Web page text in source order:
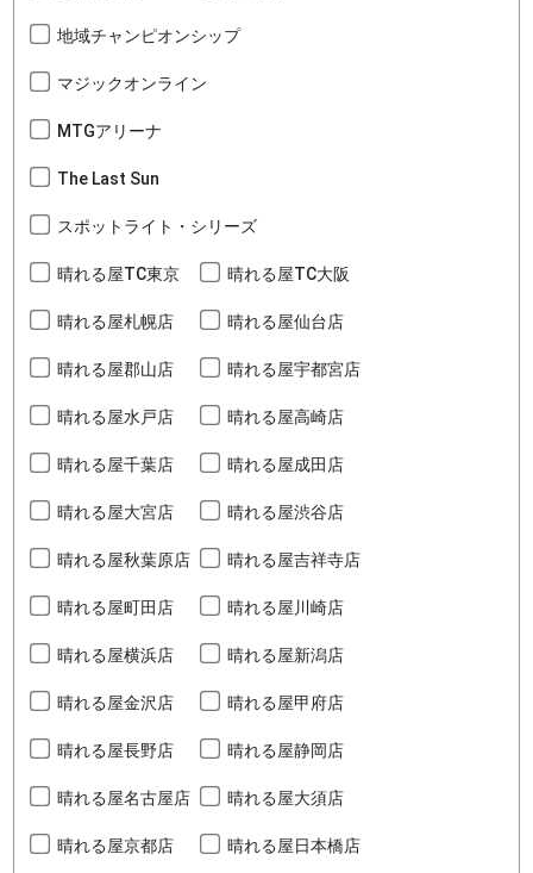
地域チャンピオンシップ
マジックオンライン
MTGアリーナ
The Last Sun
スポットライト・シリーズ
晴れる屋TC東京 晴れる屋TC大阪
晴れる屋札幌店 晴れる屋仙台店
晴れる屋郡山店 晴れる屋宇都宮店
晴れる屋水戸店 晴れる屋高崎店
晴れる屋千葉店 晴れる屋成田店
晴れる屋大宮店 晴れる屋渋谷店
晴れる屋秋葉原店 晴れる屋吉祥寺店
晴れる屋町田店 晴れる屋川崎店
晴れる屋横浜店 晴れる屋新潟店
晴れる屋金沢店 晴れる屋甲府店
晴れる屋長野店 晴れる屋静岡店
晴れる屋名古屋店 晴れる屋大須店
晴れる屋京都店 晴れる屋日本橋店